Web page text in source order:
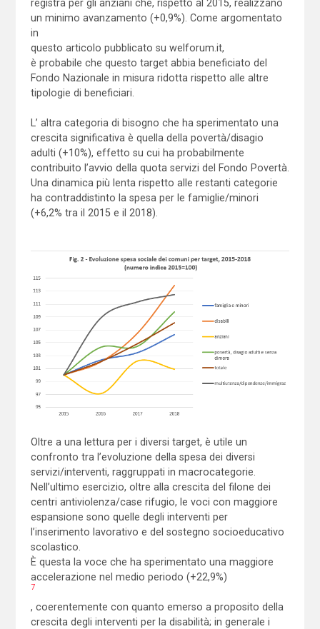
registra per gli anziani che, rispetto al 2015, realizzano
un minimo avanzamento (+0,9%). Come argomentato
in
questo articolo pubblicato su welforum.it,
è probabile che questo target abbia beneficiato del
Fondo Nazionale in misura ridotta rispetto alle altre
tipologie di beneficiari.
L’ altra categoria di bisogno che ha sperimentato una
crescita significativa è quella della povertà/disagio
adulti (+10%), effetto su cui ha probabilmente
contribuito l’avvio della quota servizi del Fondo Povertà.
Una dinamica più lenta rispetto alle restanti categorie
ha contraddistinto la spesa per le famiglie/minori
(+6,2% tra il 2015 e il 2018).
Oltre a una lettura per i diversi target, è utile un
confronto tra l’evoluzione della spesa dei diversi
servizi/interventi, raggruppati in macrocategorie.
Nell’ultimo esercizio, oltre alla crescita del filone dei
centri antiviolenza/case rifugio, le voci con maggiore
espansione sono quelle degli interventi per
l’inserimento lavorativo e del sostegno socioeducativo
scolastico.
È questa la voce che ha sperimentato una maggiore
accelerazione nel medio periodo (+22,9%)
7
, coerentemente con quanto emerso a proposito della
crescita degli interventi per la disabilità; in generale i